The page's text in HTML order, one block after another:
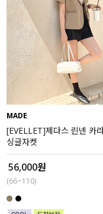
원피스
니트
액티브
스커트
언더웨어/파자마
코디템
FIT ZOOM
MADE
[EVELLET]제다스 린넨 카
싱글자켓
56,000원
(66~110)